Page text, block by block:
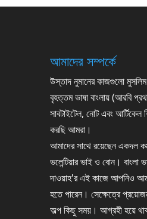
আমাদের সম্পর্কে
উস্তাদ নুমানের কাজগুলো মুসলিম
বৃহত্তম ভাষা বাংলায় (আরবি
সাবটাইটেল, নোট এবং আর্টিকেল
করছি আমরা।
আমাদের সাথে রয়েছেন একদল
ভলেন্টিয়ার ভাই ও বোন। বাংলা
দাওয়াহ'র এই কাজে আপনিও
হতে পারেন। সেক্ষেত্রে
অল্প কিছু সময়। আগ্রহী হয়ে